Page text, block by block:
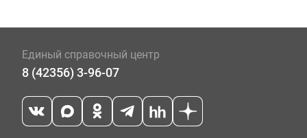
Единый справочный центр
8 (42356) 3-96-07